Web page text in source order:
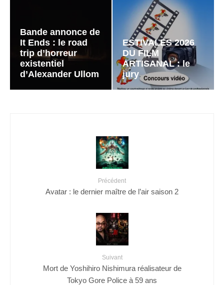
Bande annonce de
It Ends : le road
trip d’horreur
existentiel
d’Alexander Ullom
ESTIVALES 2026
DU FILM
ARTISANAL : le
jury
Précédent
Avatar : le dernier maître de l’air saison 2
Suivant
Mort de Yoshihiro Nishimura réalisateur de
Tokyo Gore Police à 59 ans